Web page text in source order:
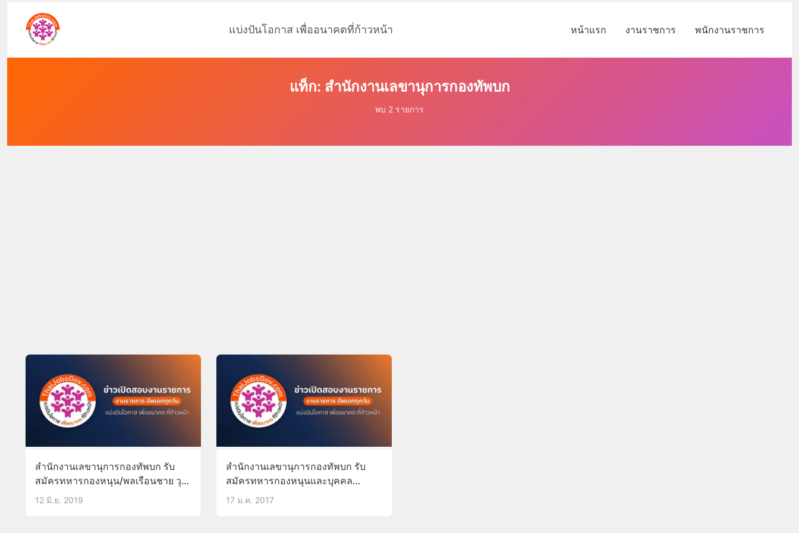
แบ่งปันโอกาส เพื่ออนาคตที่ก้าวหน้า หน้าแรก งานราชการ พนักงานราชการ
แท็ก: สำนักงานเลขานุการกองทัพบก
พบ 2 รายการ
สำนักงานเลขานุการกองทัพบก รับ
สมัครทหารกองหนุน/พลเรือนชาย วุฒิ
ม.3 สอบเป็นพนักงานราชการ
12 มิ.ย. 2019
สำนักงานเลขานุการกองทัพบก รับ
สมัครทหารกองหนุนและบุคคล
พลเรือนสอบรับราชการ
17 ม.ค. 2017